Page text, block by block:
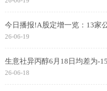
今日播报!A股定增一览：13家
26-06-19
生意社异丙醇6月18日均差为-
26-06-18